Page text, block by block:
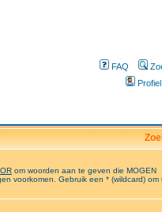
FAQ
Profiel
OR om woorden aan te geven die MOGEN
voorkomen. Gebruik een * (wildcard) om